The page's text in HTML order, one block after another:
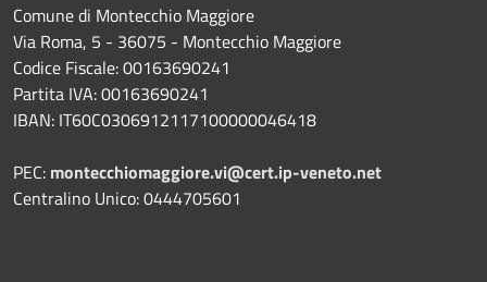
Comune di Montecchio Maggiore
Via Roma, 5 - 36075 - Montecchio Maggiore
Codice Fiscale: 00163690241
Partita IVA: 00163690241
IBAN: IT60C0306912117100000046418
PEC: montecchiomaggiore.vi@cert.ip-veneto.net
Centralino Unico: 0444705601